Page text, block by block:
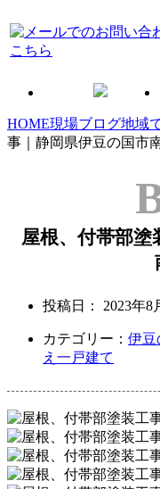
HOME現場ブログ地域
事｜静岡県伊豆の国市
屋根、付帯部塗
投稿日： 2023年8
カテゴリー： 伊豆
え 一戸建て